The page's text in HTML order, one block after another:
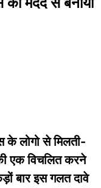
लोगो से मिलती-
एक विचलित करने
बार इस गलत दावे